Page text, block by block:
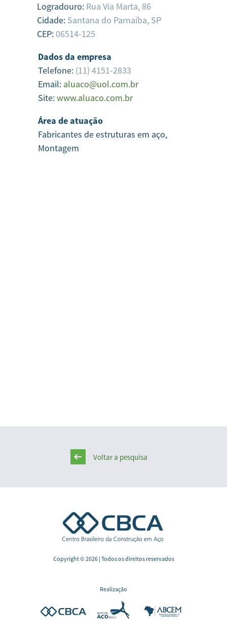
Logradouro: Rua Via Marta, 86
Cidade: Santana do Parnaíba, SP
CEP: 06514-125
Dados da empresa
Telefone: (11) 4151-2833
Email: aluaco@uol.com.br
Site:www.aluaco.com.br
Área de atuação
Fabricantes de estruturas em aço,
Montagem
Voltar a pesquisa
Copyright © 2026 | Todos os direitos reservados
Realização